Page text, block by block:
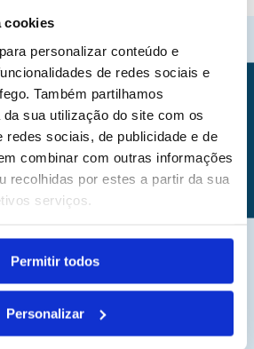
cookies
personalizar conteúdo e
de redes sociais e
Também partilhamos
sua utilização do site com os
redes sociais, de publicidade e de
combinar com outras informações
recolhidas por estes a partir da sua
serviços.
Permitir todos
Personalizar
276
AGENDAMENTOS